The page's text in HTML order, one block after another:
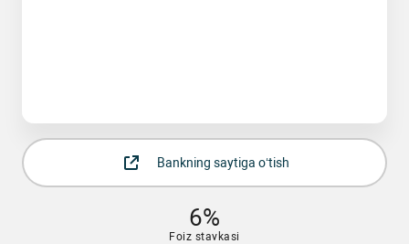
Bankning saytiga o‘tish
6%
Foiz stavkasi